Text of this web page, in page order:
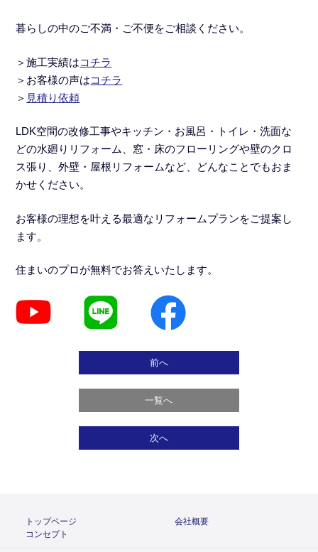
暮らしの中のご不満・ご不便をご相談ください。
＞施工実績はコチラ
＞ お客様の声はコチラ
＞ 見積り依頼
LDK空間の改修工事やキッチン・お風呂・トイレ・洗面な
どの水廻りリフォーム
、窓・床のフローリングや壁のクロ
ス張り、外壁・屋根リフォームなど、どんなことでもおま
かせください。
お客様の理想を叶える最適なリフォームプランをご提案し
ます。
住まいのプロが無料でお答えいたします。
前へ
一覧へ
次へ
トップページ
会社概要
コンセプト